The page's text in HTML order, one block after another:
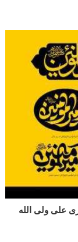
علی ولی الله